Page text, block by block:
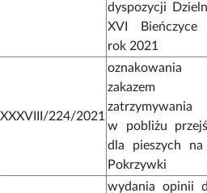
dyspozycji
XVI Bieńczyce
rok 2021
XXXVIII/224/2021
oznakowania
zakazem
zatrzymywania
w pobliżu
dla pieszych
Pokrzywki
wydania opinii